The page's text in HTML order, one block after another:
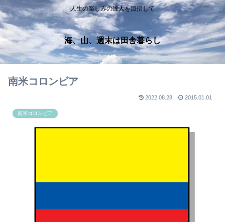
人生の楽しみの達人を目指して
海、山、週末は田舎暮らし
南米コロンビア
2022.08.28 2015.01.01
南米コロンビア